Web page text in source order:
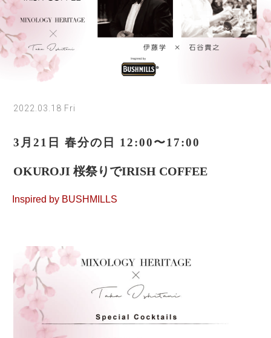
2022.03.18 Fri
3月21日 春分の日 12:00〜17:00
OKUROJI 桜祭りでIRISH COFFEE
Inspired by BUSHMILLS